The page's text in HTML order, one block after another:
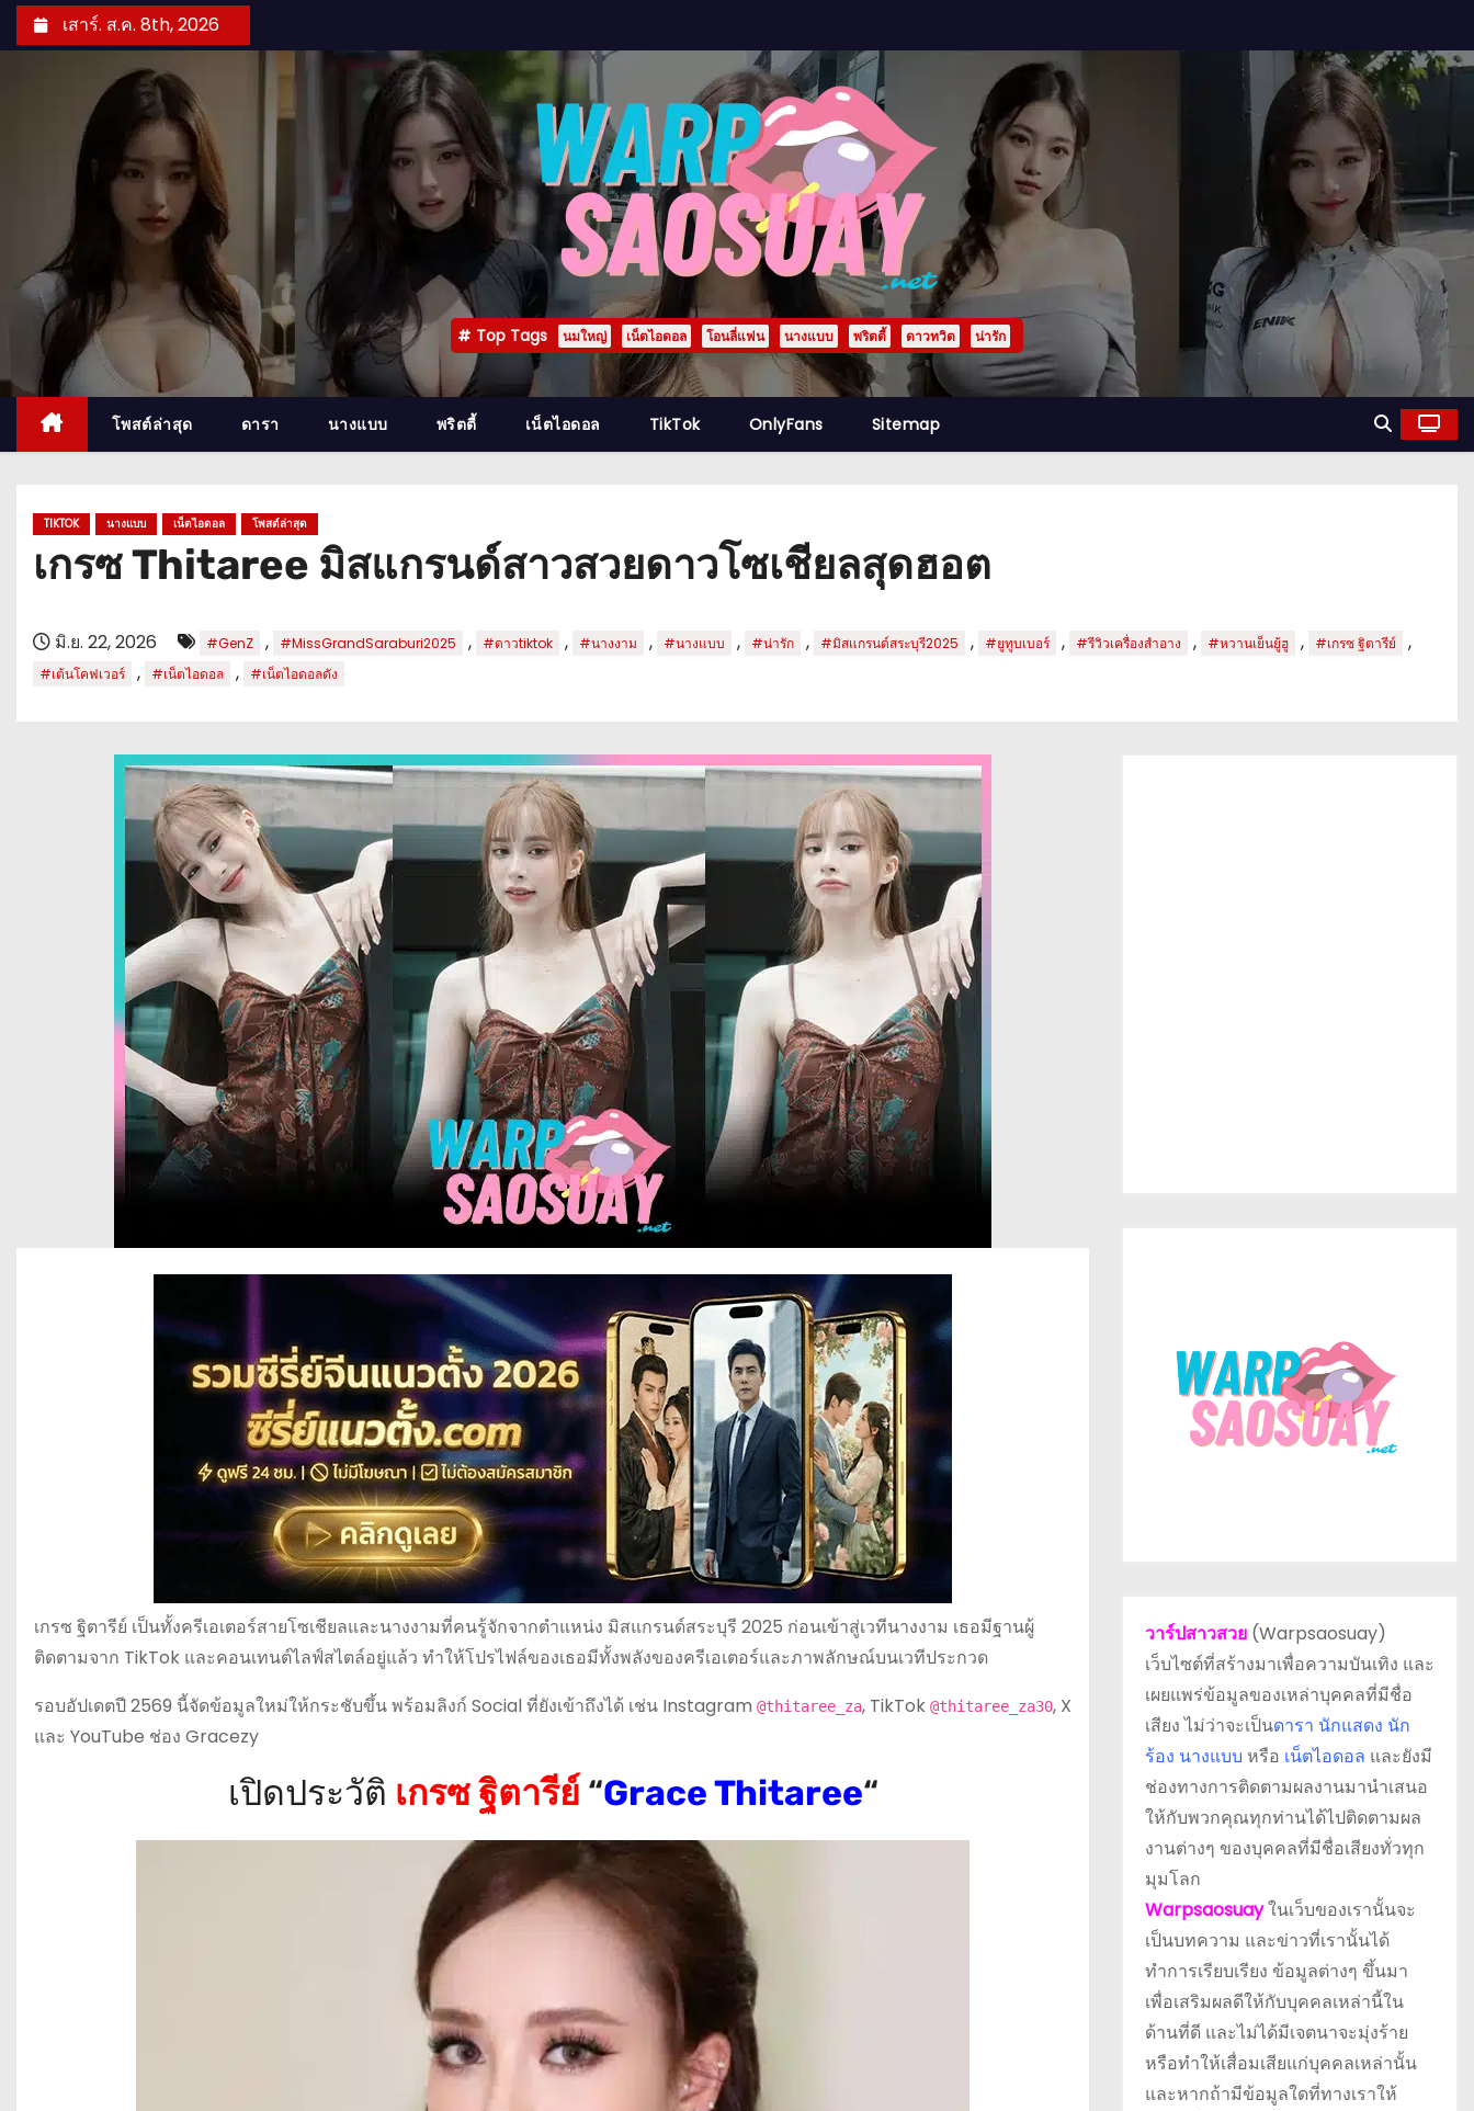
k
t
เสาร์. ส.ค. 8th, 2026
Top Tags นมใหญ่ เน็ตไอดอล โอนลี่แฟน นางแบบ พริตตี้ ดาวทวิต น่ารัก
โพสต์ล่าสุด ดารา นางแบบ พริตตี้ เน็ตไอดอล TikTok OnlyFans Sitemap
TIKTOK นางแบบ เน็ตไอดอล โพสต์ล่าสุด
เกรซ Thitaree มิสแกรนด์สาวสวยดาวโซเชียลสุดฮอต
มิ.ย. 22, 2026 #GenZ , #MissGrandSaraburi2025 , #ดาวtiktok , #นางงาม , #นางแบบ , #น่ารัก , #มิสแกรนด์สระบุรี2025 , #ยูทูบเบอร์ , #รีวิวเครื่องสำอาง , #หวานเย็นยู้ฮู , #เกรซ ฐิตารีย์ ,
#เต้นโคฟเวอร์ , #เน็ตไอดอล , #เน็ตไอดอลดัง
เกรซ ฐิตารีย์ เป็นทั้งครีเอเตอร์สายโซเชียลและนางงามที่คนรู้จักจากตำแหน่ง มิสแกรนด์สระบุรี 2025 ก่อนเข้าสู่เวทีนางงาม เธอมีฐานผู้
ติดตามจาก TikTok และคอนเทนต์ไลฟ์สไตล์อยู่แล้ว ทำให้โปรไฟล์ของเธอมีทั้งพลังของครีเอเตอร์และภาพลักษณ์บนเวทีประกวด
รอบอัปเดตปี 2569 นี้จัดข้อมูลใหม่ให้กระชับขึ้น พร้อมลิงก์ Social ที่ยังเข้าถึงได้ เช่น Instagram @thitaree_za, TikTok @thitaree_za30, X
และ YouTube ช่อง Gracezy
เปิดประวัติ เกรซ ฐิตารีย์ “Grace Thitaree“
วาร์ปสาวสวย (Warpsaosuay)
เว็บไซต์ที่สร้างมาเพื่อความบันเทิง และ
เผยแพร่ข้อมูลของเหล่าบุคคลที่มีชื่อ
เสียง ไม่ว่าจะเป็นดารา นักแสดง นัก
ร้อง นางแบบ หรือ เน็ตไอดอล และยังมี
ช่องทางการติดตามผลงานมานำเสนอ
ให้กับพวกคุณทุกท่านได้ไปติดตามผล
งานต่างๆ ของบุคคลที่มีชื่อเสียงทั่วทุก
มุมโลก
Warpsaosuayในเว็บของเรานั้นจะ
เป็นบทความ และข่าวที่เรานั้นได้
ทำการเรียบเรียง ข้อมูลต่างๆ ขึ้นมา
เพื่อเสริมผลดีให้กับบุคคลเหล่านี้ใน
ด้านที่ดี และไม่ได้มีเจตนาจะมุ่งร้าย
หรือทำให้เสื่อมเสียแก่บุคคลเหล่านั้น
และหากถ้ามีข้อมูลใดที่ทางเราให้